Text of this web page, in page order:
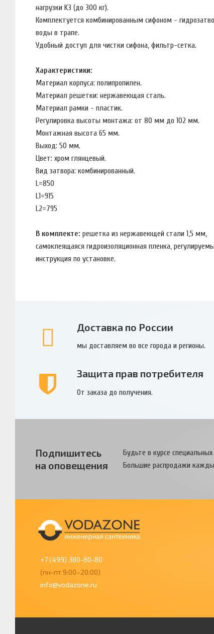
нагрузки K3 (до 300 кг).
Комплектуется комбинированным сифоном -
воды в трапе.
Удобный доступ для чистки сифона, фильтр-сетка.
Характеристики:
Материал корпуса: полипропилен.
Материал решетки: нержавеющая сталь.
Материал рамки - пластик.
Регулировка высоты монтажа: от 80 мм до 102 мм.
Монтажная высота 65 мм.
Выход: 50 мм.
Цвет: хром глянцевый.
Вид затвора: комбинированный.
L=850
L1=915
L2=795
В комплекте: решетка из нержавеющей стали 1,5 мм,
самоклеящаяся гидроизоляционная пленка,
инструкция по установке.
Доставка по России
мы доставляем во все города и регионы.
Защита прав потребителя
От заказа до получения.
Подпишитесь
на оповещения
Будьте в курсе
Большие распродажи
+7 (499) 380-80-80
(пн-пт 9:00–20:00)
info@vodazone.ru